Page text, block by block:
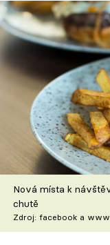
Recepty
TV Program
Škola vaření
Recepty z TV
Speciál:
Těhotnej
Nová místa k
chutě
Zdroj: facebook a www